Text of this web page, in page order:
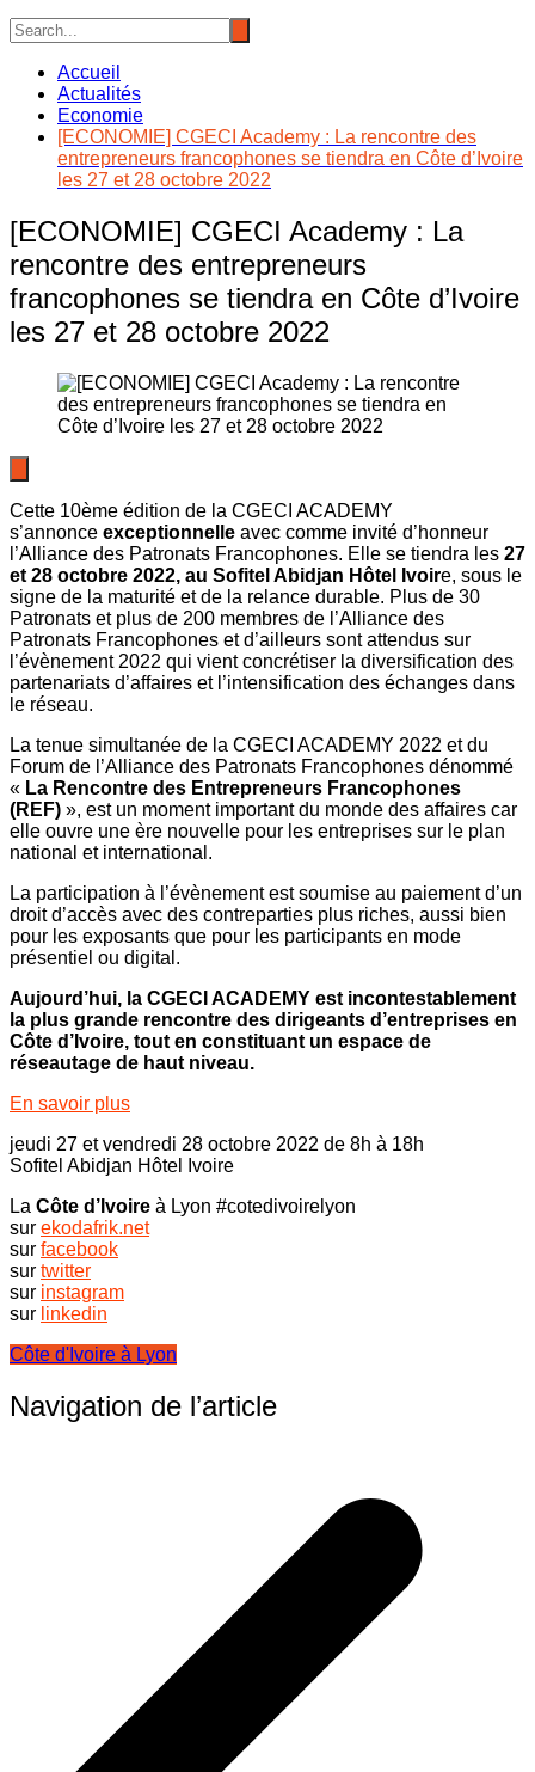
Accueil
Actualités
Economie
[ECONOMIE] CGECI Academy : La rencontre des
entrepreneurs francophones se tiendra en Côte d’Ivoire
les 27 et 28 octobre 2022
[ECONOMIE] CGECI Academy : La
rencontre des entrepreneurs
francophones se tiendra en Côte d’Ivoire
les 27 et 28 octobre 2022
Cette 10ème édition de la CGECI ACADEMY
s’annonce exceptionnelle avec comme invité d’honneur
l’Alliance des Patronats Francophones. Elle se tiendra les 27
et 28 octobre 2022, au Sofitel Abidjan Hôtel Ivoire, sous le
signe de la maturité et de la relance durable. Plus de 30
Patronats et plus de 200 membres de l’Alliance des
Patronats Francophones et d’ailleurs sont attendus sur
l’évènement 2022 qui vient concrétiser la diversification des
partenariats d’affaires et l’intensification des échanges dans
le réseau.
La tenue simultanée de la CGECI ACADEMY 2022 et du
Forum de l’Alliance des Patronats Francophones dénommé
« La Rencontre des Entrepreneurs Francophones
(REF) », est un moment important du monde des affaires car
elle ouvre une ère nouvelle pour les entreprises sur le plan
national et international.
La participation à l’évènement est soumise au paiement d’un
droit d’accès avec des contreparties plus riches, aussi bien
pour les exposants que pour les participants en mode
présentiel ou digital.
Aujourd’hui, la CGECI ACADEMY est incontestablement
la plus grande rencontre des dirigeants d’entreprises en
Côte d’Ivoire, tout en constituant un espace de
réseautage de haut niveau.
En savoir plus
jeudi 27 et vendredi 28 octobre 2022 de 8h à 18h
Sofitel Abidjan Hôtel Ivoire
La Côte d’Ivoire à Lyon #cotedivoirelyon
sur ekodafrik.net
sur facebook
sur twitter
sur instagram
sur linkedin
Côte d'Ivoire à Lyon
Navigation de l’article